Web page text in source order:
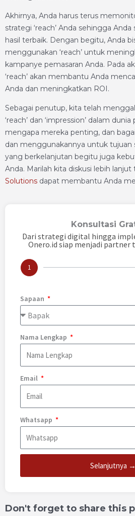
Akhirnya, Anda harus terus
strategi ‘reach’ Anda sehingga
hasil terbaik. Dengan begitu, Anda
menggunakan ‘reach’ untuk
kampanye pemasaran Anda. Pada
‘reach’ akan membantu Anda
Anda dan meningkatkan ROI.
Sebagai penutup, kita telah
‘reach’ dan ‘impression’ dalam
mengapa mereka penting, dan
dan menggunakannya untuk tujuan
yang berkelanjutan begitu juga
Anda. Marilah kita diskusi lebih lanjut
Solutions dapat membantu Anda
Konsultasi
Dari strategi digital hingga
Onero.id siap menjadi partner
1
Sapaan
Nama Lengkap
Email
Whatsapp
Selanjutnya →
Don't forget to share this